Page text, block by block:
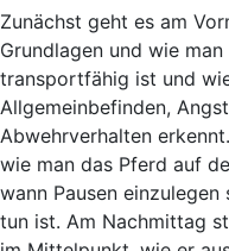
Zunächst geht es am
Grundlagen und wie
transportfähig ist und
Allgemeinbefinden,
Abwehrverhalten
wie man das Pferd auf
wann Pausen
tun ist. Am Nachmittag